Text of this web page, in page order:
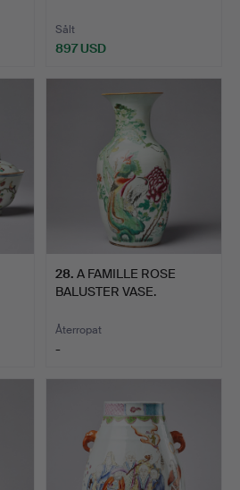
Sålt
897 USD
28. A FAMILLE ROSE
BALUSTER VASE.
Återropat
-